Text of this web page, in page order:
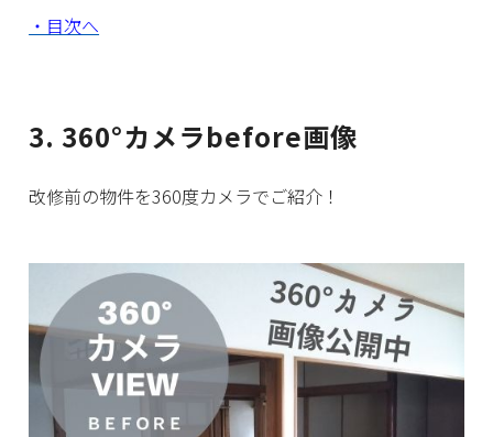
・目次へ
3. 360°カメラbefore画像
改修前の物件を360度カメラでご紹介！